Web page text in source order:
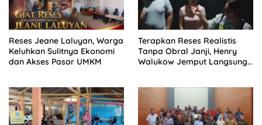
Reses Jeane Laluyan, Warga
Keluhkan Sulitnya Ekonomi
dan Akses Pasar UMKM
Terapkan Reses Realistis
Tanpa Obral Janji, Henry
Walukow Jemput Langsung